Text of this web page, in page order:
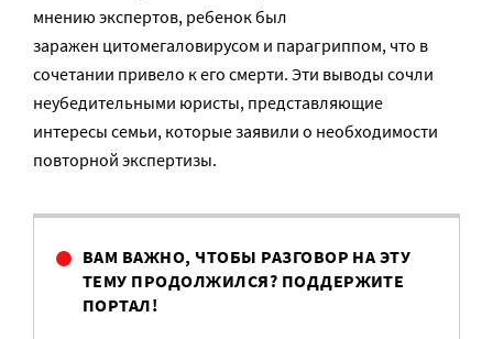
мнению экспертов, ребенок был
заражен цитомегаловирусом и парагриппом, что в
сочетании привело к его смерти. Эти выводы сочли
неубедительными юристы, представляющие
интересы семьи, которые заявили о необходимости
повторной экспертизы.
ВАМ ВАЖНО, ЧТОБЫ РАЗГОВОР НА ЭТУ
ТЕМУ ПРОДОЛЖИЛСЯ? ПОДДЕРЖИТЕ
ПОРТАЛ!